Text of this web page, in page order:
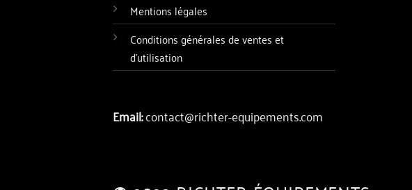
Mentions légales
Conditions générales de ventes et
d'utilisation
Email:contact@richter-equipements.com